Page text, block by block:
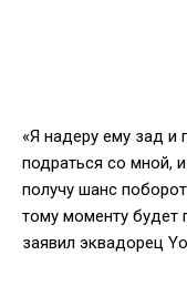
«Я надеру ему зад и
подраться со мной,
получу шанс
тому моменту будет
заявил эквадорец